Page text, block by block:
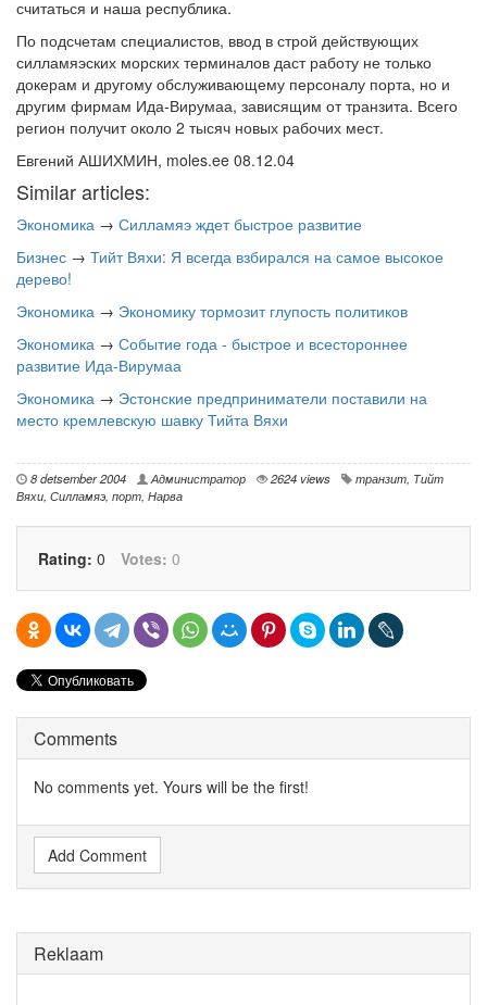
считаться и наша республика.
По подсчетам специалистов, ввод в строй действующих
силламяэских морских терминалов даст работу не только
докерам и другому обслуживающему персоналу порта, но и
другим фирмам Ида-Вирумаа, зависящим от транзита. Всего
регион получит около 2 тысяч новых рабочих мест.
Евгений АШИХМИН, moles.ee 08.12.04
Similar articles:
Экономика → Силламяэ ждет быстрое развитие
Бизнес → Тийт Вяхи: Я всегда взбирался на самое высокое
дерево!
Экономика → Экономику тормозит глупость политиков
Экономика → Событие года - быстрое и всестороннее
развитие Ида-Вирумаа
Экономика → Эстонские предприниматели поставили на
место кремлевскую шавку Тийта Вяхи
8 detsember 2004 Администратор 2624 views транзит, Тийт
Вяхи, Силламяэ, порт, Нарва
Rating: 0 Votes: 0
Comments
No comments yet. Yours will be the first!
Add Comment
Reklaam